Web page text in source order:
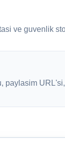
ve guvenlik
paylasim